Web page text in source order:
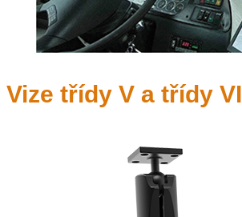
Vize třídy V a třídy VI